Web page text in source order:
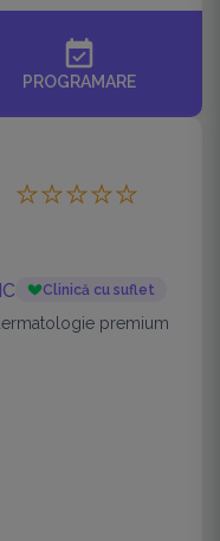
event_available
PROGRAMARE
Clinică cu suflet
premium